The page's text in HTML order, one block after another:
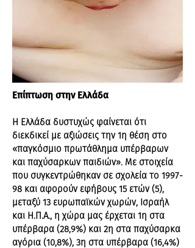
Επίπτωση στην Ελλάδα
Η Ελλάδα δυστυχώς φαίνεται ότι
διεκδικεί με αξιώσεις την 1η θέση στο
«παγκόσμιο πρωτάθλημα υπέρβαρων
και παχύσαρκων παιδιών». Με στοιχεία
που συγκεντρώθηκαν σε σχολεία το 1997-
98 και αφορούν εφήβους 15 ετών (5),
μεταξύ 13 ευρωπαϊκών χωρών, Ισραήλ
και Η.Π.Α., η χώρα μας έρχεται 1η στα
υπέρβαρα (28,9%) και 2η στα παχύσαρκα
αγόρια (10,8%), 3η στα υπέρβαρα (16,4%)